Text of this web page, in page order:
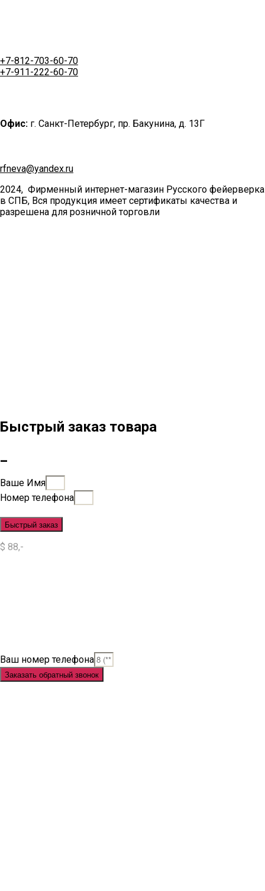
+7-812-703-60-70
+7-911-222-60-70
Офис: г. Санкт-Петербург, пр. Бакунина, д. 13Г
rfneva@yandex.ru
2024, Фирменный интернет-магазин Русского фейерверка
в СПБ, Вся продукция имеет сертификаты качества и
разрешена для розничной торговли
Быстрый заказ товара
Ваше Имя
Номер телефона
Быстрый заказ
$ 88,-
Ваш номер телефона
Заказать обратный звонок